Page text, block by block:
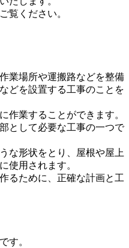
覧ください。
業場所や運搬路などを整備
どを設置する工事のことを
作業することができます。
として必要な工事の一つで
な形状をとり、屋根や屋上
使用されます。
るために、正確な計画と工
す。